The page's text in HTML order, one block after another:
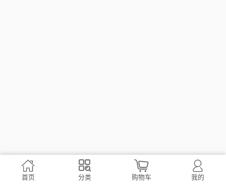

首页

分类

购物车

我的